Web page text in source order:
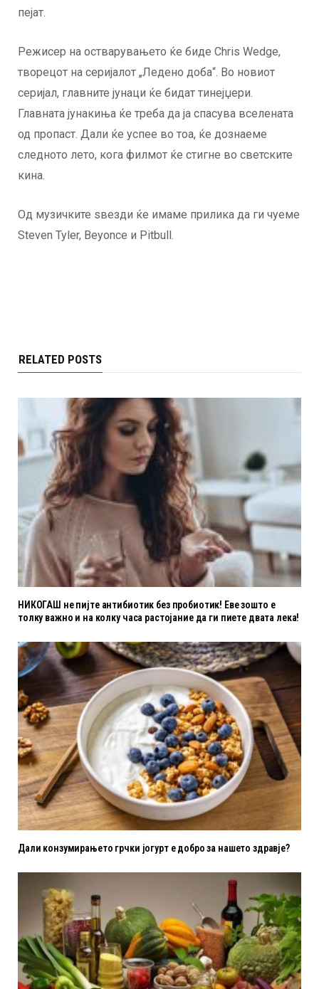
пејат.
Режисер на остварувањето ќе биде Chris Wedge,
творецот на серијалот „Ледено доба“. Во новиот
серијал, главните јунаци ќе бидат тинејџери.
Главната јунакиња ќе треба да ја спасува вселената
од пропаст. Дали ќе успее во тоа, ќе дознаеме
следното лето, кога филмот ќе стигне во светските
кина.
Од музичките ѕвезди ќе имаме прилика да ги чуеме
Steven Tyler, Beyonce и Pitbull.
RELATED POSTS
НИКОГАШ не пијте антибиотик без пробиотик! Еве зошто е
толку важно и на колку часа растојание да ги пиете двата лека!
Дали конзумирањето грчки јогурт е добро за нашето здравје?